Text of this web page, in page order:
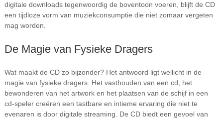
digitale downloads tegenwoordig de boventoon voeren, blijft de CD
een tijdloze vorm van muziekconsumptie die niet zomaar vergeten
mag worden.
De Magie van Fysieke Dragers
Wat maakt de CD zo bijzonder? Het antwoord ligt wellicht in de
magie van fysieke dragers. Het vasthouden van een cd, het
bewonderen van het artwork en het plaatsen van de schijf in een
cd-speler creëren een tastbare en intieme ervaring die niet te
evenaren is door digitale streaming. De CD biedt een gevoel van